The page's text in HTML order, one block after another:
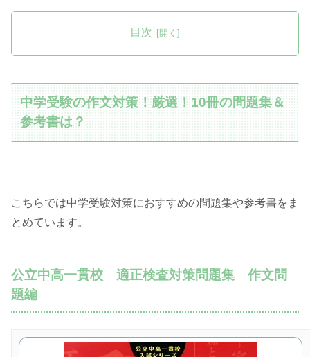
目次
中学受験の作文対策！厳選！10冊の問題集＆
参考書は？
こちらでは中学受験対策におすすめの問題集や参考書をま
とめています。
公立中高一貫校 適正検査対策問題集 作文問
題編